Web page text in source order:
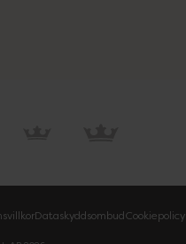
DataskyddsombudCookiepolicy